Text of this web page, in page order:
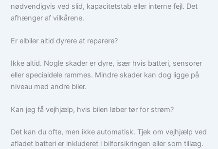
nødvendigvis ved slid, kapacitetstab eller interne fejl. Det
afhænger af vilkårene.
Er elbiler altid dyrere at reparere?
Ikke altid. Nogle skader er dyre, især hvis batteri, sensorer
eller specialdele rammes. Mindre skader kan dog ligge på
niveau med andre biler.
Kan jeg få vejhjælp, hvis bilen løber tør for strøm?
Det kan du ofte, men ikke automatisk. Tjek om vejhjælp ved
afladet batteri er inkluderet i bilforsikringen eller som tillæg.